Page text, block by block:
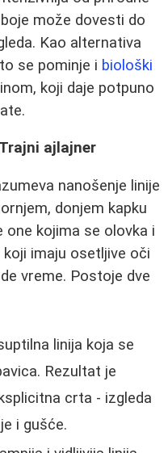
može dovesti do
Kao alternativa
se pominje i biološki
koji daje potpuno
ajlajner
nanošenje linije
donjem kapku
one kojima se olovka i
imaju osetljive oči
vreme. Postoje dve
linija koja se
Rezultat je
crta - izgleda
i gušće.